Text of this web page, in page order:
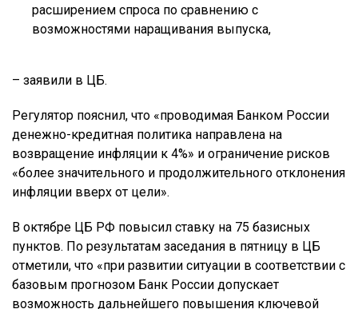
расширением спроса по сравнению с
возможностями наращивания выпуска,
– заявили в ЦБ.
Регулятор пояснил, что «проводимая Банком России
денежно-кредитная политика направлена на
возвращение инфляции к 4%» и ограничение рисков
«более значительного и продолжительного отклонения
инфляции вверх от цели».
В октябре ЦБ РФ повысил ставку на 75 базисных
пунктов. По результатам заседания в пятницу в ЦБ
отметили, что «при развитии ситуации в соответствии с
базовым прогнозом Банк России допускает
возможность дальнейшего повышения ключевой